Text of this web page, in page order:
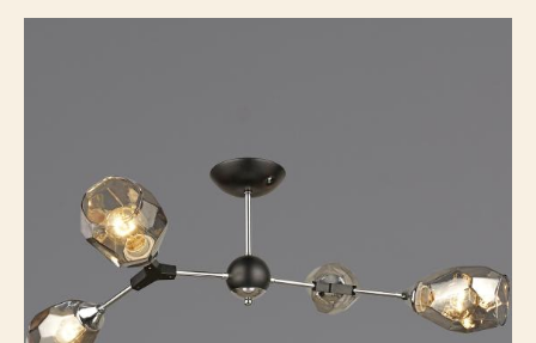
Контакты
товаров